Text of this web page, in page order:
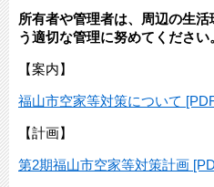
所有者や管理者は、
周辺の生
う適切な管理に努めてください
【案内】
福山市空家等対策について
【計画】
第2期福山市空家等対策計画